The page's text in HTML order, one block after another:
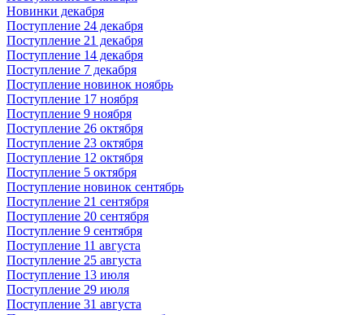
Новинки декабря
Поступление 24 декабря
Поступление 21 декабря
Поступление 14 декабря
Поступление 7 декабря
Поступление новинок ноябрь
Поступление 17 ноября
Поступление 9 ноября
Поступление 26 октября
Поступление 23 октября
Поступление 12 октября
Поступление 5 октября
Поступление новинок сентябрь
Поступление 21 сентября
Поступление 20 сентября
Поступление 9 сентября
Поступление 11 августа
Поступление 25 августа
Поступление 13 июля
Поступление 29 июля
Поступление 31 августа